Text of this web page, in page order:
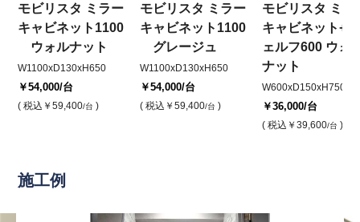
モビリスタ ミラー
キャビネット1100
ウォルナット
W1100xD130xH650
￥54,000/台
( 税込 ￥59,400/台 )
モビリスタ ミラー
キャビネット1100
グレージュ
W1100xD130xH650
￥54,000/台
( 税込 ￥59,400/台 )
モビリスタ ミラ
キャビネット+シ
ェルフ600 ウォ
ナット
W600xD150xH750
￥36,000/台
( 税込 ￥39,600/台 )
施工例